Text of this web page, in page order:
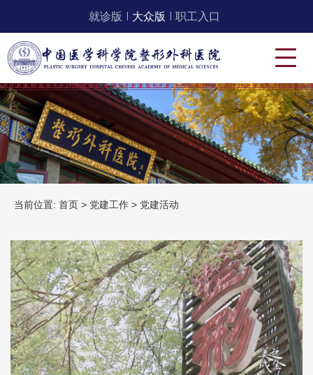
就诊版 大众版 职工入口
当前位置: 首页 > 党建工作 > 党建活动